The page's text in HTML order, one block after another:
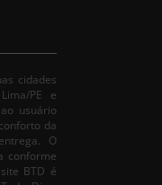
cidades
PE e
usuário
da
O
conforme
BTD é